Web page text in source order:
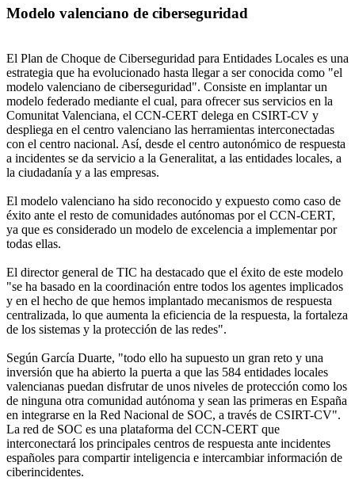
Modelo valenciano de ciberseguridad
El Plan de Choque de Ciberseguridad para Entidades Locales es una
estrategia que ha evolucionado hasta llegar a ser conocida como "el
modelo valenciano de ciberseguridad". Consiste en implantar un
modelo federado mediante el cual, para ofrecer sus servicios en la
Comunitat Valenciana, el CCN-CERT delega en CSIRT-CV y
despliega en el centro valenciano las herramientas interconectadas
con el centro nacional. Así, desde el centro autonómico de respuesta
a incidentes se da servicio a la Generalitat, a las entidades locales, a
la ciudadanía y a las empresas.
El modelo valenciano ha sido reconocido y expuesto como caso de
éxito ante el resto de comunidades autónomas por el CCN-CERT,
ya que es considerado un modelo de excelencia a implementar por
todas ellas.
El director general de TIC ha destacado que el éxito de este modelo
"se ha basado en la coordinación entre todos los agentes implicados
y en el hecho de que hemos implantado mecanismos de respuesta
centralizada, lo que aumenta la eficiencia de la respuesta, la fortaleza
de los sistemas y la protección de las redes".
Según García Duarte, "todo ello ha supuesto un gran reto y una
inversión que ha abierto la puerta a que las 584 entidades locales
valencianas puedan disfrutar de unos niveles de protección como los
de ninguna otra comunidad autónoma y sean las primeras en España
en integrarse en la Red Nacional de SOC, a través de CSIRT-CV".
La red de SOC es una plataforma del CCN-CERT que
interconectará los principales centros de respuesta ante incidentes
españoles para compartir inteligencia e intercambiar información de
ciberincidentes.